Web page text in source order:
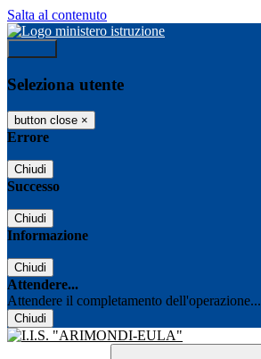
Salta al contenuto
Seleziona utente
button close ×
Errore
Chiudi
Successo
Chiudi
Informazione
Chiudi
Attendere...
Attendere il completamento dell'operazione...
Chiudi